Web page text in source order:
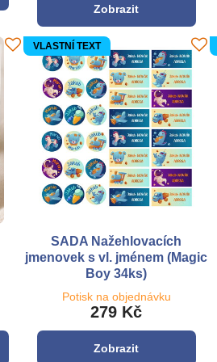
Zobrazit
VLASTNÍ TEXT
SADA Nažehlovacích
jmenovek s vl. jménem (Magic
Boy 34ks)
Potisk na objednávku
279 Kč
Zobrazit